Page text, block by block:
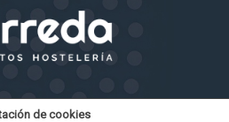
de cookies